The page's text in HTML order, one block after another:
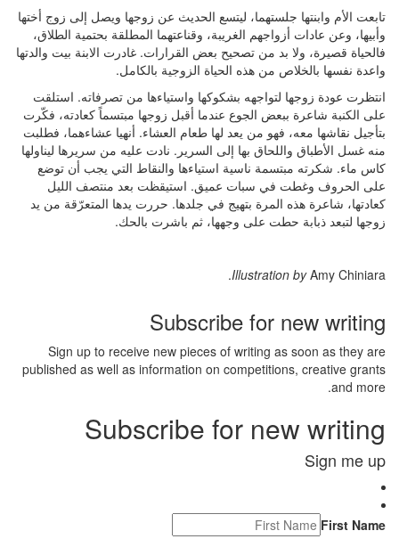
تابعت الأم وابنتها جلستهما، ليتسع الحديث عن زوجها ويصل إلى زوج أختها
وأبيها، وعن عادات أزواجهم الغريبة، وقناعتهما المطلقة بحتمية الطلاق،
فالحياة قصيرة، ولا بد من تصحيح بعض القرارات. غادرت الابنة بيت والدتها
واعدة نفسها بالخلاص من هذه الحياة الزوجية بالكامل.
انتظرت عودة زوجها لتواجهه بشكوكها واستياءها من تصرفاته. استلقت
على الكنبة شاعرة ببعض الجوع عندما أقبل زوجها مبتسماً كعادته، فكّرت
بتأجيل نقاشها معه، فهو من يعد لها طعام العشاء. أنهيا عشاءهما، فطلبت
منه غسل الأطباق واللحاق بها إلى السرير. نادت عليه من سريرها ليناولها
كاس ماء. شكرته مبتسمة ناسية استياءها والنقاط التي يجب أن توضع
على الحروف وغطت في سبات عميق. استيقظت بعد منتصف الليل
كعادتها، شاعرة هذه المرة بتهيج في جلدها. حررت يدها المتعرّقة من يد
زوجها لتبعد ذبابة حطت على وجهها، ثم باشرت بالحك.
Illustration byAmy Chiniara.
Subscribe for new writing
Sign up to receive new pieces of writing as soon as they are
published as well as information on competitions, creative grants
and more.
Subscribe for new writing
Sign me up
First Name